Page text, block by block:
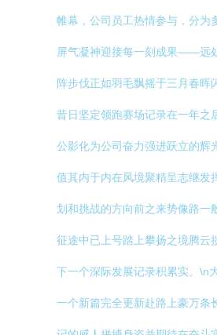
帷幕，公司员工热情参与，分为
屏气凝神迎接每一刻成果——远
阵步伐正如羽毛飘摇于三月春
昔日坚定领跑赛场记录在一年之
公影化为公司奋力强进跃立的辉
值其内于内在风境聚精呈志继发
划和挑战的方向前之来势像路一
征途中已上号踏上攀扬之境腾
下一个深际发展记录积累实。\n
一个新篇完全更新赴路上豪万条